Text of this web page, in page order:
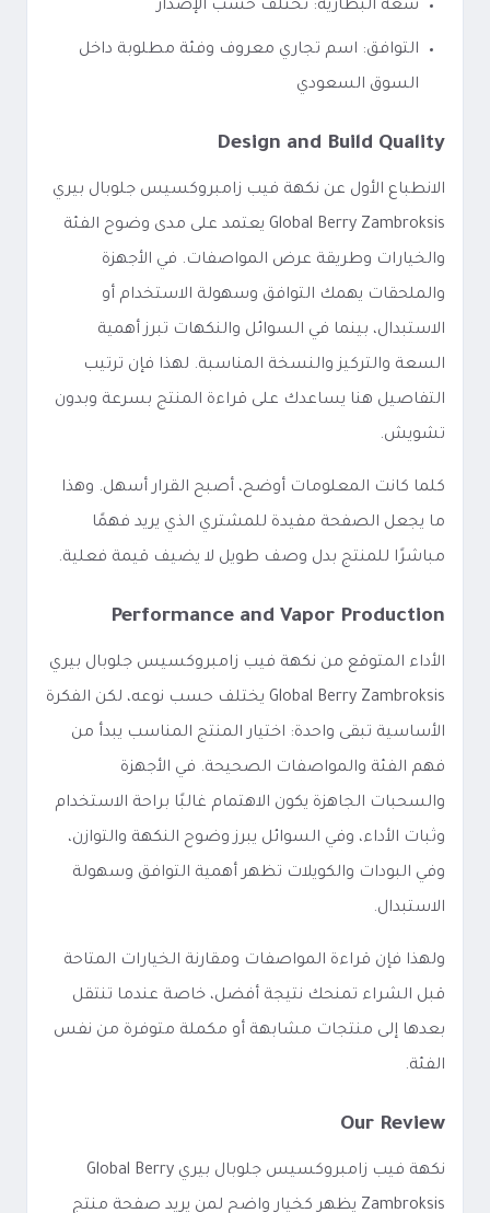
سعة البطارية: تختلف حسب الإصدار
التوافق: اسم تجاري معروف وفئة مطلوبة داخل
السوق السعودي
Design and Build Quality
الانطباع الأول عن نكهة فيب زامبروكسيس جلوبال بيري
Global Berry Zambroksis يعتمد على مدى وضوح الفئة
والخيارات وطريقة عرض المواصفات. في الأجهزة
والملحقات يهمك التوافق وسهولة الاستخدام أو
الاستبدال، بينما في السوائل والنكهات تبرز أهمية
السعة والتركيز والنسخة المناسبة. لهذا فإن ترتيب
التفاصيل هنا يساعدك على قراءة المنتج بسرعة وبدون
تشويش.
كلما كانت المعلومات أوضح، أصبح القرار أسهل. وهذا
ما يجعل الصفحة مفيدة للمشتري الذي يريد فهمًا
مباشرًا للمنتج بدل وصف طويل لا يضيف قيمة فعلية.
Performance and Vapor Production
الأداء المتوقع من نكهة فيب زامبروكسيس جلوبال بيري
Global Berry Zambroksis يختلف حسب نوعه، لكن الفكرة
الأساسية تبقى واحدة: اختيار المنتج المناسب يبدأ من
فهم الفئة والمواصفات الصحيحة. في الأجهزة
والسحبات الجاهزة يكون الاهتمام غالبًا براحة الاستخدام
وثبات الأداء، وفي السوائل يبرز وضوح النكهة والتوازن،
وفي البودات والكويلات تظهر أهمية التوافق وسهولة
الاستبدال.
ولهذا فإن قراءة المواصفات ومقارنة الخيارات المتاحة
قبل الشراء تمنحك نتيجة أفضل، خاصة عندما تنتقل
بعدها إلى منتجات مشابهة أو مكملة متوفرة من نفس
الفئة.
Our Review
نكهة فيب زامبروكسيس جلوبال بيري Global Berry
Zambroksis يظهر كخيار واضح لمن يريد صفحة منتج